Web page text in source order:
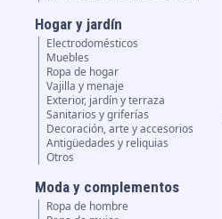
Hogar y jardín
Electrodomésticos
Muebles
Ropa de hogar
Vajilla y menaje
Exterior, jardín y terraza
Sanitarios y griferías
Decoración, arte y accesorios
Antigüedades y reliquias
Otros
Moda y complementos
Ropa de hombre